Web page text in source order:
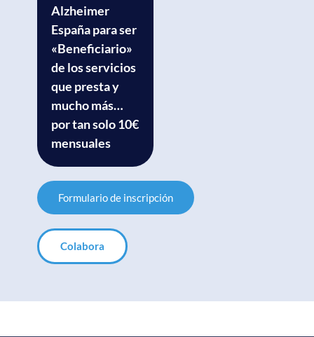
Alzheimer
España para ser
«Beneficiario»
de los servicios
que presta y
mucho más…
por tan solo 10€
mensuales
Formulario de inscripción
Colabora